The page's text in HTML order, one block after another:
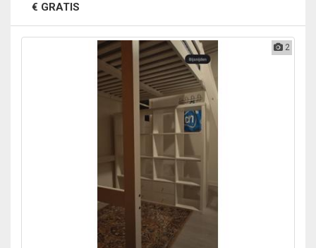
€ GRATIS
2